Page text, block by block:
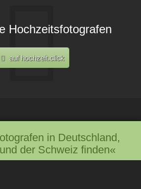
Hochzeitsfotografen
auf hochzeit.click
in Deutschland,
der Schweiz finden«